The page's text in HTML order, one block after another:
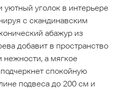
уютный уголок в интерьере
с скандинавским
абажур из
добавит в пространство
нежности, а мягкое
спокойную
подвеса до 200 см и